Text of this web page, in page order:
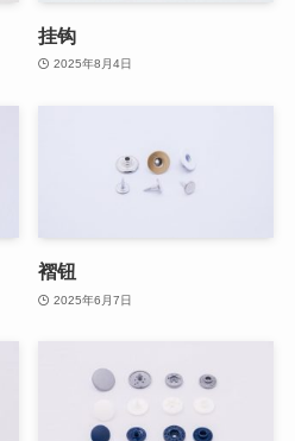
挂钩
2025年8月4日
褶钮
2025年6月7日